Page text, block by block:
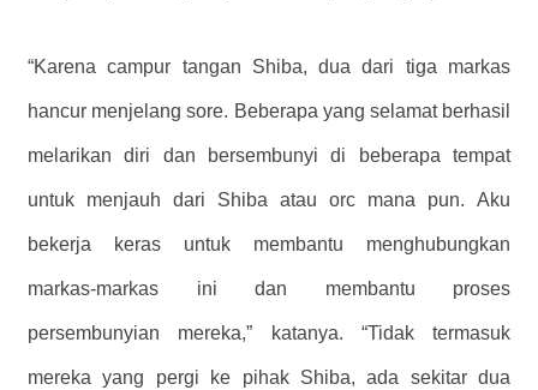
“Karena campur tangan Shiba, dua dari tiga markas
hancur menjelang sore. Beberapa yang selamat berhasil
melarikan diri dan bersembunyi di beberapa tempat
untuk menjauh dari Shiba atau orc mana pun. Aku
bekerja keras untuk membantu menghubungkan
markas-markas ini dan membantu proses
persembunyian mereka,” katanya. “Tidak termasuk
mereka yang pergi ke pihak Shiba, ada sekitar dua